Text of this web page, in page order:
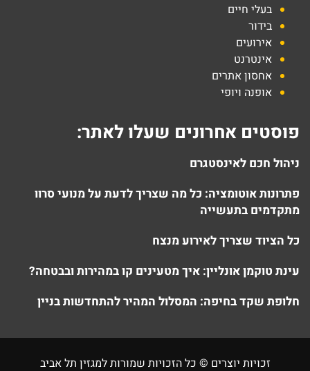
בעלי חיים
בידור
אירועים
אינטרנט
אחסון אתרים
אופנה ויופי
פוסטים אחרונים שעלו לאתר:
ניהול חכם לאינסטגרם
פתרונות אוטומציה: כל מה שצריך לדעת על מנועי סרוו
מתקדמים בתעשייה
כל הציוד שצריך לאירוע מנצח
עינת טוקמן אונליין: איך מטעינים קו במהירות ובבטחה?
חלופת שקד בחיפה: המסלול המהיר להתחדשות בניין
זכויות יוצרים © כל הזכויות שמורות למגזין תל אביב